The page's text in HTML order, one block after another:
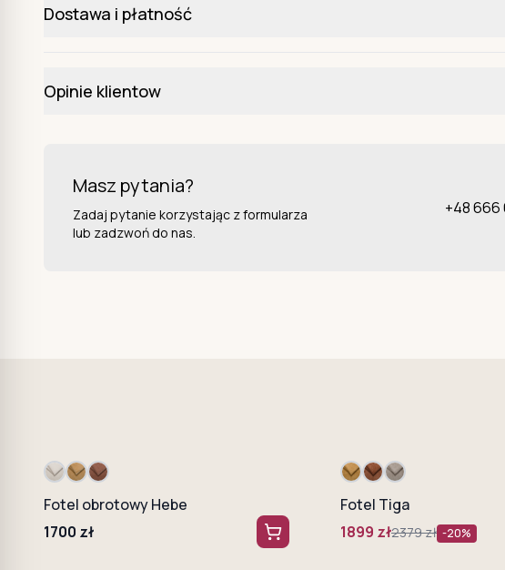
Dostawa i płatność
Opinie klientow
Masz pytania?
Zadaj pytanie korzystając z formularza
lub zadzwoń do nas.
+48 666
Fotel obrotowy Hebe
1700 zł
Fotel Tiga
1899 zł2379zł -20%